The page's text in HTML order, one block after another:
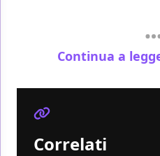
Continua a
Correlati